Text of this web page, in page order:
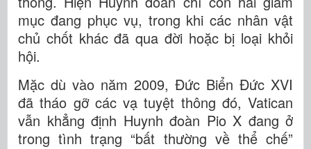
mục đang phục vụ, trong khi các nhân vật
chủ chốt khác đã qua đời hoặc bị loại khỏi
hội.
Mặc dù vào năm 2009, Đức Biển Đức XVI
đã tháo gỡ các vạ tuyệt thông đó, Vatican
vẫn khẳng định Huynh đoàn Pio X đang ở
trong tình trạng “bất thường về thể chế”